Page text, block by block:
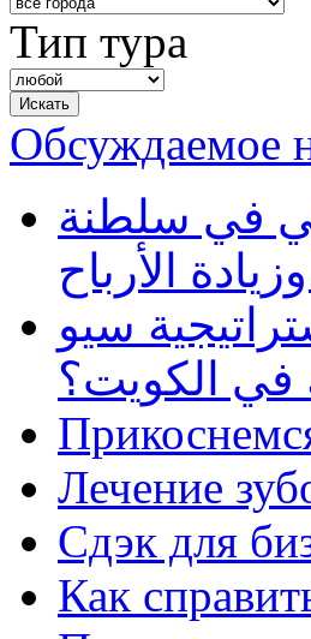
Тип тура
Обсуждаемое
في سلطنة
الأرباح
سيو
في الكويت؟
Лечение
Сдэк для
Как